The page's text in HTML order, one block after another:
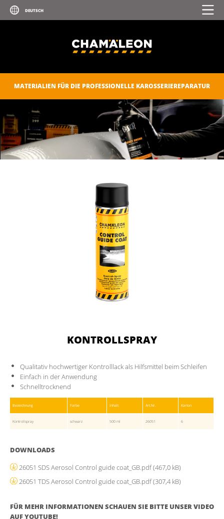
MATERIALIEN FÜR DIE PROFESSIONELLE KAROSSERIEREPARATUR
KONTROLLSPRAY
Qualitativ hochwertiger Kontrolllack als Hilfsmittel beim Schleifen
Einfach in der Anwendung
Schnelltrocknend
Bezeichnung Farbe Inhalt Art.Nr. Karton
Kontrollspray schwarz 500 ml 26051 6
DOWNLOADS
26051 SDS Aerosol Control guide coat_GB.pdf(467,0 kB)
26051 TDS Aerosol Control guide coat_GB.pdf(307,4 kB)
FÜR MEHR INFORMATIONEN SCHAUEN SIE BITTE UNSER VIDEO
AUF YOUTUBE!
ZUBEHÖR
CHAM.PROTECT
DIGITALER KATALOG
DOWNLOADS
KONTAKT
DOWNLOADBEREICH